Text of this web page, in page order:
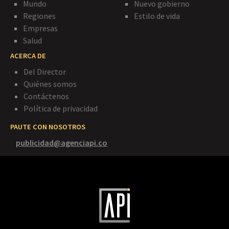
Mundo
Regiones
Empresas
Salud
Nuevo gobierno
Estilo de vida
ACERCA DE
Del Director
Quiénes somos
Contáctenos
Política de privacidad
PAUTE CON NOSOTROS
publicidad@agenciapi.co